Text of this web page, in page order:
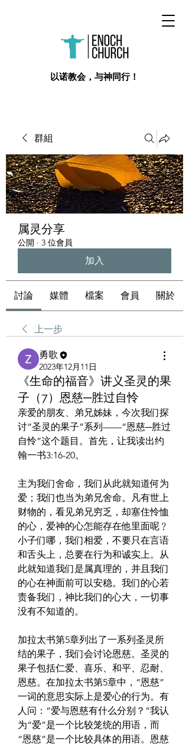
​以诺教会，与神同行！
群組
属灵分享
公開 · 3 位會員
加入
討論 媒體 檔案 會員 關於
上一步
勇歌
2023年12月11日
《生命的福音》讲义圣灵的果
子（7）恩慈─胜过自怜
亲爱的朋友、弟兄姊妹，今次我们探
讨“圣灵的果子”系列——“恩慈─胜过
自怜”这个题目。首先，让我读出约
翰一书3:16-20。
主为我们舍命，我们从此就知道何为
爱；我们也当为弟兄舍命。凡有世上
财物的，看见弟兄穷乏，却塞住怜恤
的心，爱神的心怎能存在他里面呢﹖
小子们哪，我们相爱，不要只在言语
和舌头上，总要在行为和诚实上。从
此就知道我们是属真理的，并且我们
的心在神面前可以安稳。我们的心若
责备我们，神比我们的心大，一切事
没有不知道的。
加拉太书第5章列出了一系列圣灵所
结的果子，我们会讨论恩慈。圣灵的
果子包括仁爱、喜乐、和平、忍耐、
恩慈。在加拉太书第5章中，“恩慈”
一词的意思实际上是爱心的行为。有
人问：“爱与恩慈有什么分别？”我认
为“爱”是一个比较笼统的用语，而
“恩慈”是一个比较具体的用语。恩慈